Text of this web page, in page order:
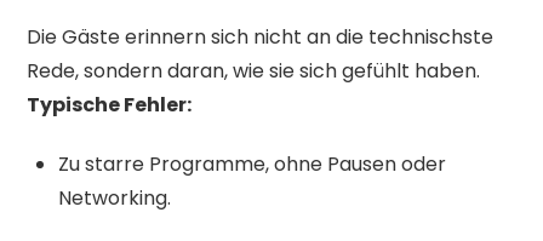
Die Gäste erinnern sich nicht an die technischste
Rede, sondern daran, wie sie sich gefühlt haben.
Typische Fehler:
Zu starre Programme, ohne Pausen oder
Networking.